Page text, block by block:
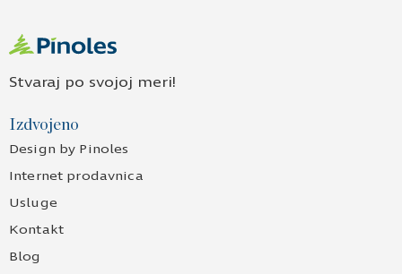
Stvaraj po svojoj meri!
Izdvojeno
Design by Pinoles
Internet prodavnica
Usluge
Kontakt
Blog